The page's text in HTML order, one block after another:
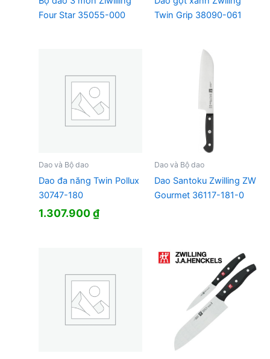
Four Star 35055-000
Twin Grip 38090-061
Dao và Bộ dao
Dao đa năng Twin Pollux
30747-180
1.307.900₫
Dao và Bộ dao
Dao Santoku Zwilling ZW
Gourmet 36117-181-0